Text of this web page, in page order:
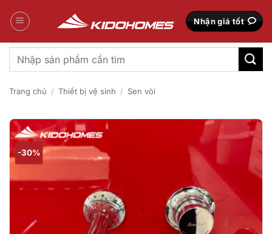
qua
Nhận giá tốt
Tìm
kiếm:
Trang chủ / Thiết bị vệ sinh / Sen vòi
-30%